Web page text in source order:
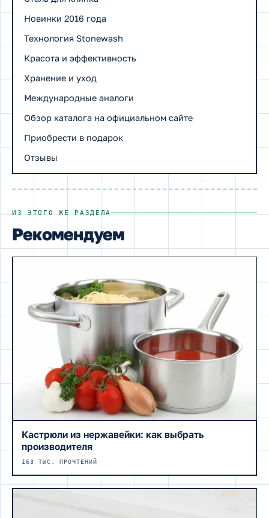
Новинки 2016 года
Технология Stonewash
Красота и эффективность
Хранение и уход
Международные аналоги
Обзор каталога на официальном сайте
Приобрести в подарок
Отзывы
ИЗ ЭТОГО ЖЕ РАЗДЕЛА
Рекомендуем
Кастрюли из нержавейки: как выбрать
производителя
163 ТЫС. ПРОЧТЕНИЙ